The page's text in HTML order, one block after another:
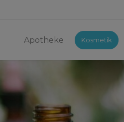
Apotheke Kosmetik